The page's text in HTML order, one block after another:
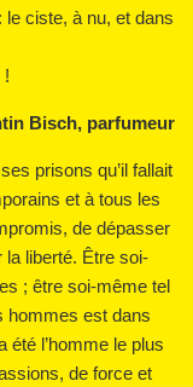
ciste, à nu, et dans
!
Bisch, parfumeur
prisons qu’il fallait
et à tous les
de dépasser
liberté. Être soi-
; être soi-même tel
hommes est dans
été l’homme le plus
de force et